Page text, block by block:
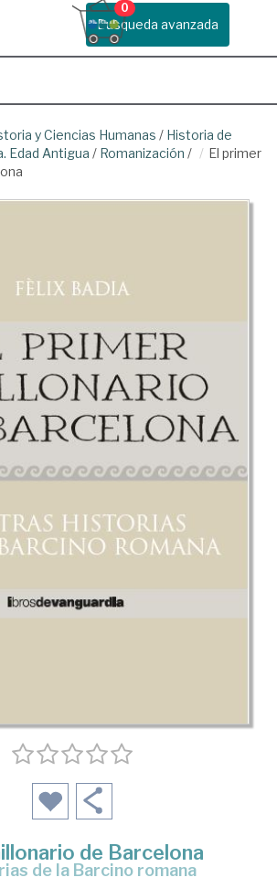
Busqueda avanzada
0
y Ciencias Humanas / Historia de
Edad Antigua / Romanización /
El primer
de Barcelona
de la Barcino romana